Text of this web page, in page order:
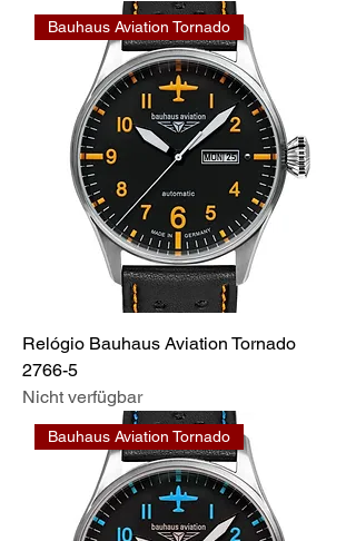
Bauhaus Aviation Tornado
Relógio Bauhaus Aviation Tornado
2766-5
Nicht verfügbar
Bauhaus Aviation Tornado